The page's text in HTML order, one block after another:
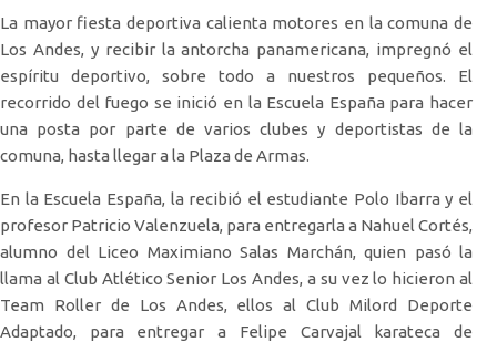
La mayor fiesta deportiva calienta motores en la comuna de
Los Andes, y recibir la antorcha panamericana, impregnó el
espíritu deportivo, sobre todo a nuestros pequeños. El
recorrido del fuego se inició en la Escuela España para hacer
una posta por parte de varios clubes y deportistas de la
comuna, hasta llegar a la Plaza de Armas.
En la Escuela España, la recibió el estudiante Polo Ibarra y el
profesor Patricio Valenzuela, para entregarla a Nahuel Cortés,
alumno del Liceo Maximiano Salas Marchán, quien pasó la
llama al Club Atlético Senior Los Andes, a su vez lo hicieron al
Team Roller de Los Andes, ellos al Club Milord Deporte
Adaptado, para entregar a Felipe Carvajal karateca de